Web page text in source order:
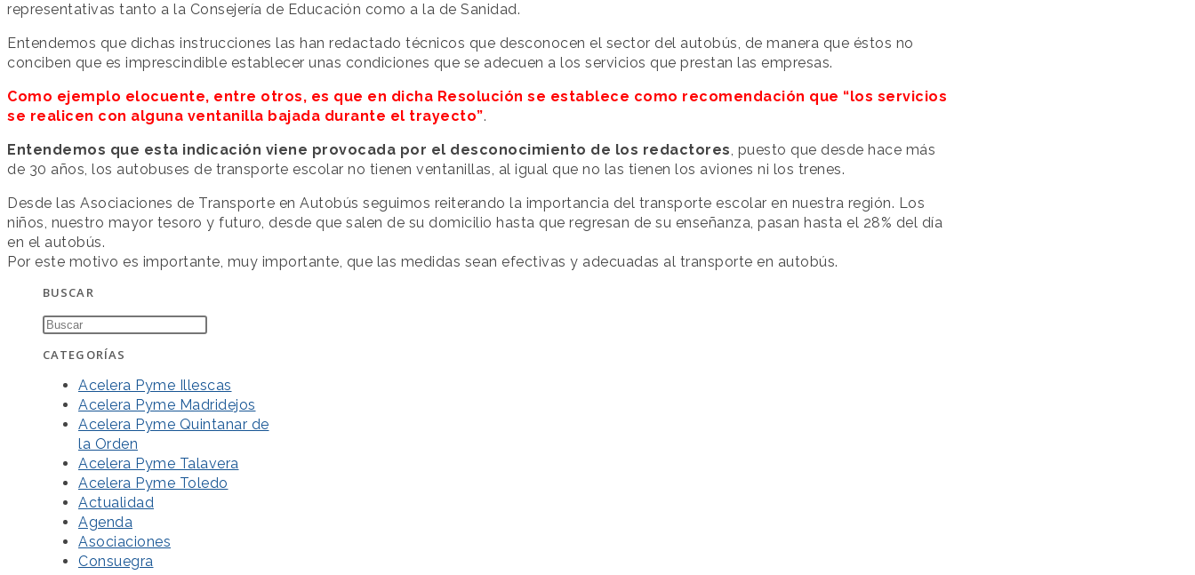
representativas tanto a la Consejería de Educación como a la de Sanidad.
Entendemos que dichas instrucciones las han redactado técnicos que desconocen el sector del autobús, de manera que éstos no
conciben que es imprescindible establecer unas condiciones que se adecuen a los servicios que prestan las empresas.
Como ejemplo elocuente, entre otros, es que en dicha Resolución se establece como recomendación que “los servicios
se realicen con alguna ventanilla bajada durante el trayecto”.
Entendemos que esta indicación viene provocada por el desconocimiento de los redactores, puesto que desde hace más
de 30 años, los autobuses de transporte escolar no tienen ventanillas, al igual que no las tienen los aviones ni los trenes.
Desde las Asociaciones de Transporte en Autobús seguimos reiterando la importancia del transporte escolar en nuestra región. Los
niños, nuestro mayor tesoro y futuro, desde que salen de su domicilio hasta que regresan de su enseñanza, pasan hasta el 28% del día
en el autobús.
Por este motivo es importante, muy importante, que las medidas sean efectivas y adecuadas al transporte en autobús.
BUSCAR
CATEGORÍAS
Acelera Pyme Illescas
Acelera Pyme Madridejos
Acelera Pyme Quintanar de
la Orden
Acelera Pyme Talavera
Acelera Pyme Toledo
Actualidad
Agenda
Asociaciones
Consuegra